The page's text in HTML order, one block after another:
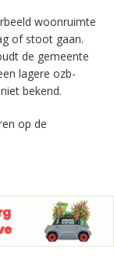
woonruimte
of stoot gaan.
de gemeente
lagere ozb-
bekend.
op de